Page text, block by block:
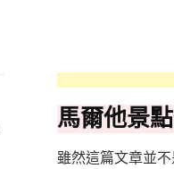
馬爾他景
雖然這篇文章並